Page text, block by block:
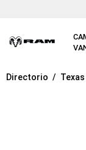
Ir a
Directorio Texas